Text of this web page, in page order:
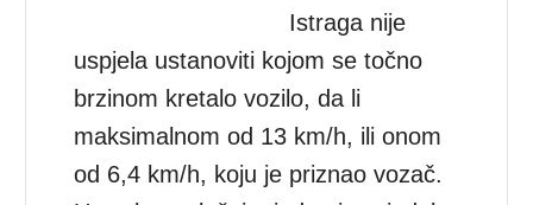
Istraga nije
uspjela ustanoviti kojom se točno
brzinom kretalo vozilo, da li
maksimalnom od 13 km/h, ili onom
od 6,4 km/h, koju je priznao vozač.